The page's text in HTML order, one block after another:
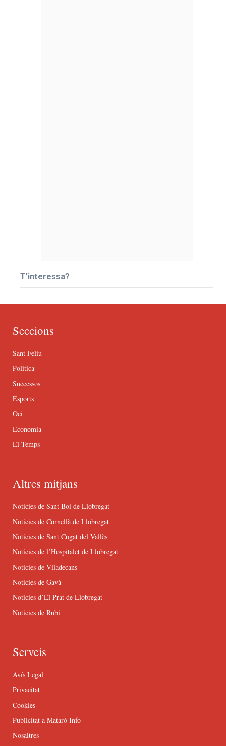
T’interessa?
Seccions
Sant Feliu
Política
Successos
Esports
Oci
Economia
El Temps
Altres mitjans
Notícies de Sant Boi de Llobregat
Notícies de Cornellà de Llobregat
Notícies de Sant Cugat del Vallès
Notícies de l’Hospitalet de Llobregat
Notícies de Viladecans
Notícies de Gavà
Notícies d’El Prat de Llobregat
Notícies de Rubí
Serveis
Avís Legal
Privacitat
Cookies
Publicitat a Mataró Info
Nosaltres